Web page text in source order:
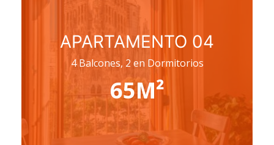
APARTAMENTO 04
4 Balcones, 2 en Dormitorios
65M²